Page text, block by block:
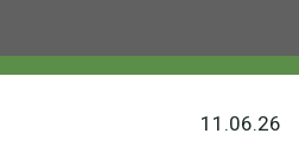
11.06.26